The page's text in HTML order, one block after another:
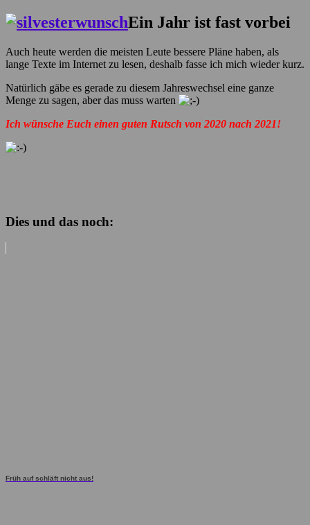
Ein Jahr ist fast vorbei
Auch heute werden die meisten Leute bessere Pläne haben, als
lange Texte im Internet zu lesen, deshalb fasse ich mich wieder kurz.
Natürlich gäbe es gerade zu diesem Jahreswechsel eine ganze
Menge zu sagen, aber das muss warten
Ich wünsche Euch einen guten Rutsch von 2020 nach 2021!
Dies und das noch:
Früh auf schläft nicht aus!